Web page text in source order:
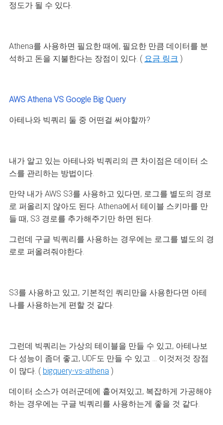
정도가 될 수 있다.
Athena를 사용하면 필요한 때에, 필요한 만큼 데이터를 분
석하고 돈을 지불한다는 장점이 있다. ( 요금 링크 )
AWS Athena VS Google Big Query
아테나와 빅쿼리 둘 중 어떤걸 써야할까?
내가 알고 있는 아테나와 빅쿼리의 큰 차이점은 데이터 소
스를 관리하는 방법이다.
만약 내가 AWS S3를 사용하고 있다면, 로그를 별도의 경로
로 퍼올리지 않아도 된다. Athena에서 테이블 스키마를 만
들 때, S3 경로를 추가해주기만 하면 된다.
그런데 구글 빅쿼리를 사용하는 경우에는 로그를 별도의 경
로로 퍼올려줘야한다.
S3를 사용하고 있고, 기본적인 쿼리만을 사용한다면 아테
나를 사용하는게 편할 것 같다.
그런데 빅쿼리는 가상의 테이블을 만들 수 있고, 아테나보
다 성능이 좀더 좋고, UDF도 만들 수 있고 ... 이것저것 장점
이 많다. ( bigquery-vs-athena )
데이터 소스가 여러군데에 흩어져있고, 복잡하게 가공해야
하는 경우에는 구글 빅쿼리를 사용하는게 좋을 것 같다.